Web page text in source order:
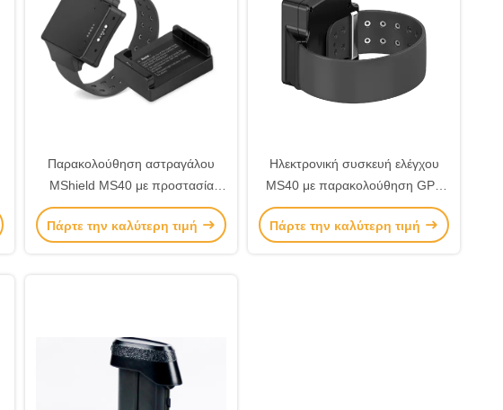
Παρακολούθηση αστραγάλου
MShield MS40 με προστασία
από παραβιάσεις με
παρακολούθηση GPS σε
Πάρτε την καλύτερη τιμή
Ηλεκτρονική συσκευή ελέγχου
MS40 με παρακολούθηση GPS
σε πραγματικό χρόνο για έλεγχο
εκτός φυλακής και ασφαλείας
Πάρτε την καλύτερη τιμή